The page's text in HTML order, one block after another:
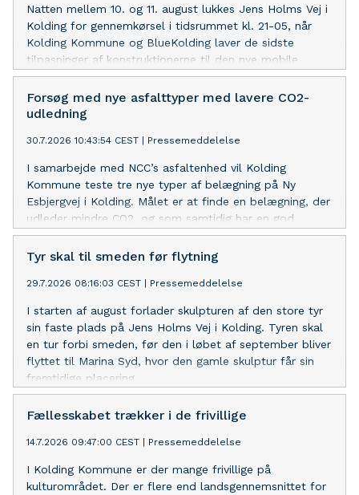
Natten mellem 10. og 11. august lukkes Jens Holms Vej i
Kolding for gennemkørsel i tidsrummet kl. 21-05, når
Kolding Kommune og BlueKolding laver de sidste
tilpasninger af konstruktionerne til den nye mobile
højvandssikring. I dagtimerne vil den trafikerede
indfaldsvej være åben som normalt.
Forsøg med nye asfalttyper med lavere CO2-
udledning
30.7.2026 10:43:54 CEST Pressemeddelelse
I samarbejde med NCC’s asfaltenhed vil Kolding
Kommune teste tre nye typer af belægning på Ny
Esbjergvej i Kolding. Målet er at finde en belægning, der
udleder mindre CO2, og som samtidig har en god
holdbarhed og en fornuftig pris. Beregninger og
laboratorietests viser potentiale for store reduktioner i
Tyr skal til smeden før flytning
29.7.2026 08:16:03 CEST Pressemeddelelse
I starten af august forlader skulpturen af den store tyr
sin faste plads på Jens Holms Vej i Kolding. Tyren skal
en tur forbi smeden, før den i løbet af september bliver
flyttet til Marina Syd, hvor den gamle skulptur får sin
fremtidige placering.
Fællesskabet trækker i de frivillige
14.7.2026 09:47:00 CEST Pressemeddelelse
I Kolding Kommune er der mange frivillige på
kulturområdet. Der er flere end landsgennemsnittet for